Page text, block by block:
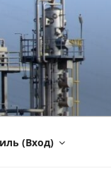
(Вход)